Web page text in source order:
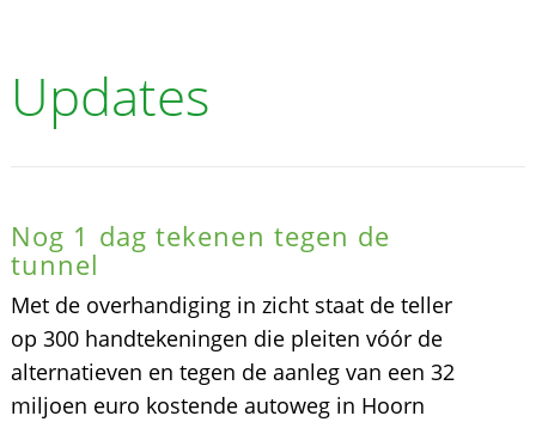
Updates
Nog 1 dag tekenen tegen de
tunnel
Met de overhandiging in zicht staat de teller
op 300 handtekeningen die pleiten vóór de
alternatieven en tegen de aanleg van een 32
miljoen euro kostende autoweg in Hoorn